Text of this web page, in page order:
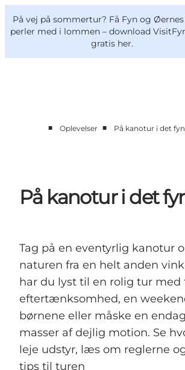
På vej på sommertur? Få Fyn og
perler med i lommen – download
gratis her.
Oplevelser
Book lokale oplevelser
VisitFyn
Deutsch
■ Oplevelser ■ På kanotur i det
På kanotur i det
Tag på en eventyrlig kanotur
naturen fra en helt anden
har du lyst til en rolig tur med
eftertænksomhed, en
børnene eller måske en
masser af dejlig motion. Se
leje udstyr, læs om reglerne
tips til turen